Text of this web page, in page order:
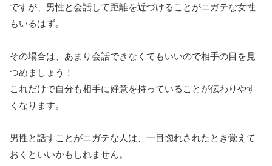
ですが、男性と会話して距離を近づけることがニガテな女性
もいるはず。
その場合は、あまり会話できなくてもいいので相手の目を見
つめましょう！
これだけで自分も相手に好意を持っていることが伝わりやす
くなります。
男性と話すことがニガテな人は、一目惚れされたとき覚えて
おくといいかもしれません。